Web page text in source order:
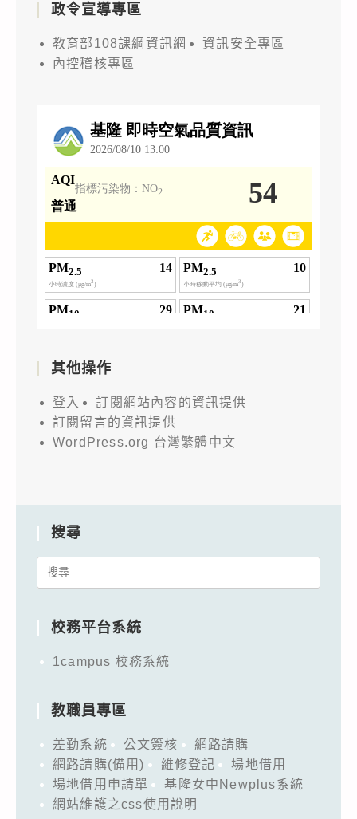
政令宣導專區
教育部108課綱資訊網
資訊安全專區
內控稽核專區
其他操作
登入
訂閱網站內容的資訊提供
訂閱留言的資訊提供
WordPress.org 台灣繁體中文
搜尋
Search
校務平台系統
1campus 校務系統
教職員專區
差勤系統 公文簽核
網路請購
網路請購(備用)
維修登記
場地借用
場地借用申請單
基隆女中Newplus系統
網站維護之css使用說明